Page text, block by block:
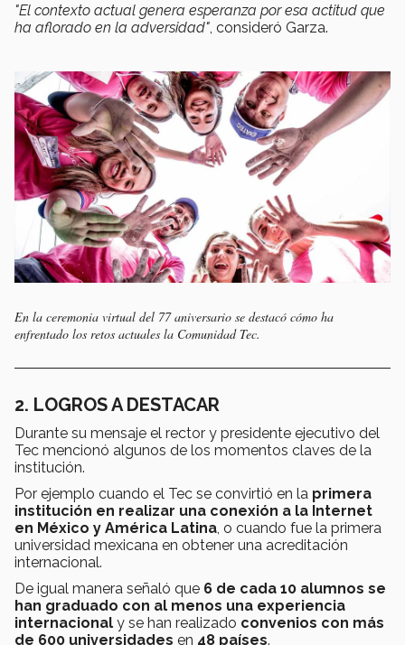
"El contexto actual genera esperanza por esa actitud que
ha aflorado en la adversidad" , consideró Garza.
En la ceremonia virtual del 77 aniversario se destacó cómo ha
enfrentado los retos actuales la Comunidad Tec.
2. LOGROS A DESTACAR
Durante su mensaje el rector y presidente ejecutivo del
Tec mencionó algunos de los momentos claves de la
institución.
Por ejemplo cuando el Tec se convirtió en la primera
institución en realizar una conexión a la Internet
en México y América Latina o cuando fue la primera
universidad mexicana en obtener una acreditación
internacional.
De igual manera señaló que 6 de cada 10 alumnos se
han graduado con al menos una experiencia
internacional y se han realizado convenios con más
de 600 universidades en 48 países.